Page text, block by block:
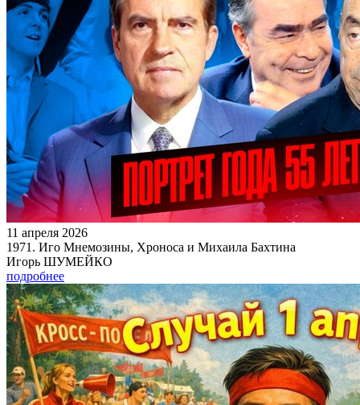
11 апреля 2026
1971. Иго Мнемозины, Хроноса и Михаила Бахтина
Игорь ШУМЕЙКО
подробнее